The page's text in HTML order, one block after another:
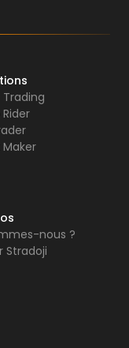
nous ?
Stradoji